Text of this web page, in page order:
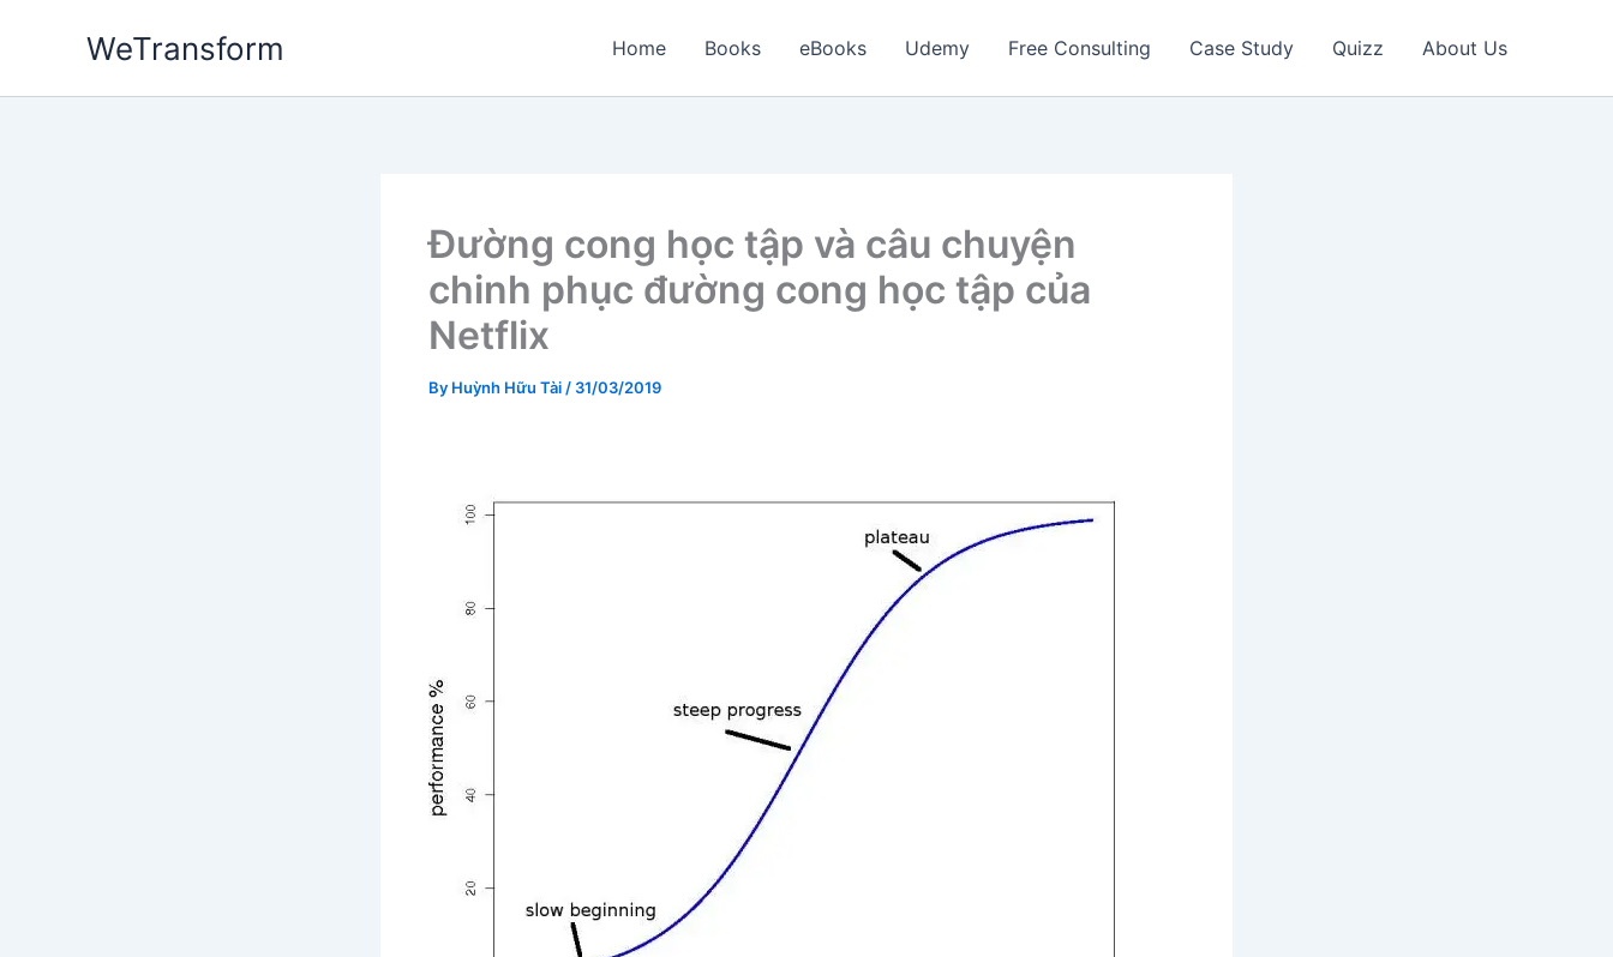
WeTransform Home Books eBooks Udemy Free Consulting Case Study Quizz About Us
Đường cong học tập và câu chuyện
chinh phục đường cong học tập của
Netflix
By Huỳnh Hữu Tài / 31/03/2019